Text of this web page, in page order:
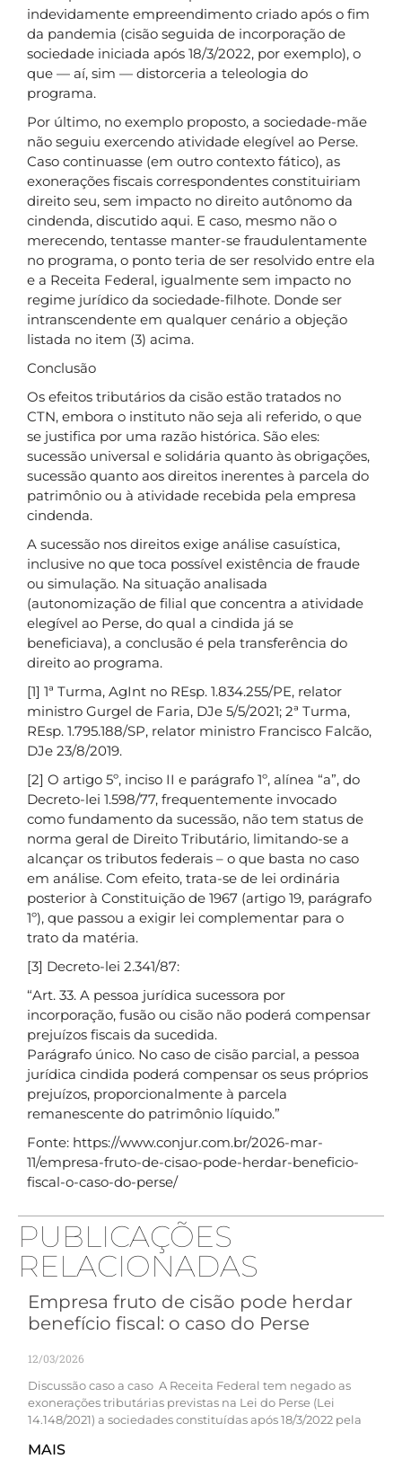
indevidamente empreendimento criado após o fim
da pandemia (cisão seguida de incorporação de
sociedade iniciada após 18/3/2022, por exemplo), o
que — aí, sim — distorceria a teleologia do
programa.
Por último, no exemplo proposto, a sociedade-mãe
não seguiu exercendo atividade elegível ao Perse.
Caso continuasse (em outro contexto fático), as
exonerações fiscais correspondentes constituiriam
direito seu, sem impacto no direito autônomo da
cindenda, discutido aqui. E caso, mesmo não o
merecendo, tentasse manter-se fraudulentamente
no programa, o ponto teria de ser resolvido entre ela
e a Receita Federal, igualmente sem impacto no
regime jurídico da sociedade-filhote. Donde ser
intranscendente em qualquer cenário a objeção
listada no item (3) acima.
Conclusão
Os efeitos tributários da cisão estão tratados no
CTN, embora o instituto não seja ali referido, o que
se justifica por uma razão histórica. São eles:
sucessão universal e solidária quanto às obrigações,
sucessão quanto aos direitos inerentes à parcela do
patrimônio ou à atividade recebida pela empresa
cindenda.
A sucessão nos direitos exige análise casuística,
inclusive no que toca possível existência de fraude
ou simulação. Na situação analisada
(autonomização de filial que concentra a atividade
elegível ao Perse, do qual a cindida já se
beneficiava), a conclusão é pela transferência do
direito ao programa.
[1] 1ª Turma, AgInt no REsp. 1.834.255/PE, relator
ministro Gurgel de Faria, DJe 5/5/2021; 2ª Turma,
REsp. 1.795.188/SP, relator ministro Francisco Falcão,
DJe 23/8/2019.
[2] O artigo 5º, inciso II e parágrafo 1º, alínea “a”, do
Decreto-lei 1.598/77, frequentemente invocado
como fundamento da sucessão, não tem status de
norma geral de Direito Tributário, limitando-se a
alcançar os tributos federais – o que basta no caso
em análise. Com efeito, trata-se de lei ordinária
posterior à Constituição de 1967 (artigo 19, parágrafo
1º), que passou a exigir lei complementar para o
trato da matéria.
[3] Decreto-lei 2.341/87:
“Art. 33. A pessoa jurídica sucessora por
incorporação, fusão ou cisão não poderá compensar
prejuízos fiscais da sucedida.
Parágrafo único. No caso de cisão parcial, a pessoa
jurídica cindida poderá compensar os seus próprios
prejuízos, proporcionalmente à parcela
remanescente do patrimônio líquido.”
Fonte: https://www.conjur.com.br/2026-mar-
11/empresa-fruto-de-cisao-pode-herdar-beneficio-
fiscal-o-caso-do-perse/
PUBLICAÇÕES
RELACIONADAS
Empresa fruto de cisão pode herdar
benefício fiscal: o caso do Perse
12/03/2026
Discussão caso a caso A Receita Federal tem negado as
exonerações tributárias previstas na Lei do Perse (Lei
14.148/2021) a sociedades constituídas após 18/3/2022 pela
MAIS